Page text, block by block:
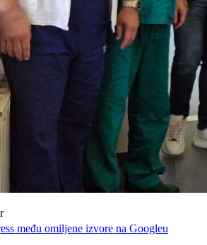
među omiljene izvore na Googleu